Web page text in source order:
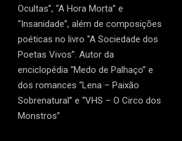
Ocultas”, “A Hora Morta” e
“Insanidade”, além de composições
poéticas no livro “A Sociedade dos
Poetas Vivos”. Autor da
enciclopédia “Medo de Palhaço” e
dos romances “Lena – Paixão
Sobrenatural” e “VHS – O Circo dos
Monstros”